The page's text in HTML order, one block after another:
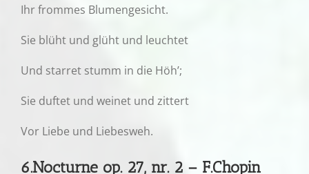
Ihr frommes Blumengesicht.
Sie blüht und glüht und leuchtet
Und starret stumm in die Höh’;
Sie duftet und weinet und zittert
Vor Liebe und Liebesweh.
6.Nocturne op. 27, nr. 2 – F.Chopin